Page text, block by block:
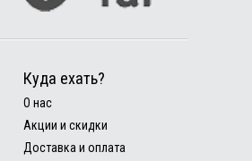
Куда ехать?
О нас
Акции и скидки
Доставка и оплата